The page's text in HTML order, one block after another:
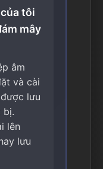
tôi
mây
âm
và cài
lưu
bị.
lên
lưu